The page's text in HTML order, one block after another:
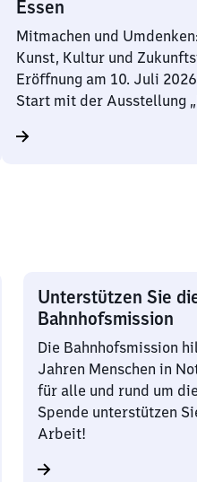
Essen
Mitmachen und
Kunst, Kultur und
Eröffnung am 10. Juli
Start mit der Ausstellung
Unterstützen Sie
Bahnhofsmission
Die Bahnhofsmission
Jahren Menschen in
für alle und rund um
Spende unterstützen
Arbeit!